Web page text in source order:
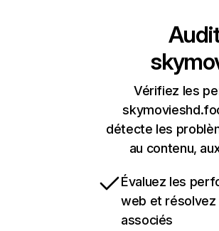
Vérifiez les
détecte les
au contenu,
Évaluez les
web et
associés